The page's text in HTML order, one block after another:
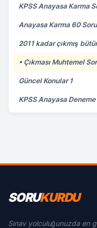
KPSS Anayasa Karma
Anayasa Karma 60 Soru
2011 kadar çıkmış
• Çıkması Muhtemel
Güncel Konular 1
KPSS Anayasa Deneme
SORUKURDU
Sınav yolculuğunuzda en